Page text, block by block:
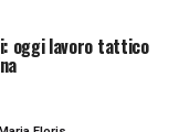
oggi lavoro tattico